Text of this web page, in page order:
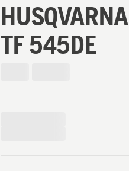
HUSQVARNA
TF 545DE